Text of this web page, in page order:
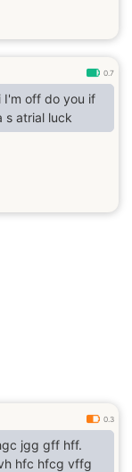
0.7
I'm off do you if
s atrial luck
0.3
jgg gff hff.
hfc hfcg vffg